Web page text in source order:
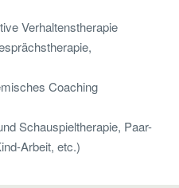
Verhaltenstherapie
Coaching
Schauspieltherapie, Paar-
Arbeit, etc.)